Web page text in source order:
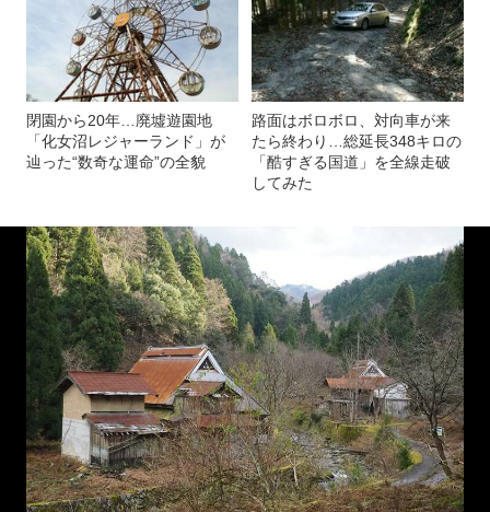
閉園から20年…廃墟遊園地
「化女沼レジャーランド」が
辿った“数奇な運命”の全貌
路面はボロボロ、対向車が来
たら終わり…総延長348キロの
「酷すぎる国道」を全線走破
してみた